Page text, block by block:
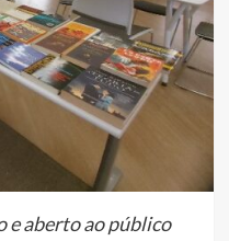
e aberto ao público